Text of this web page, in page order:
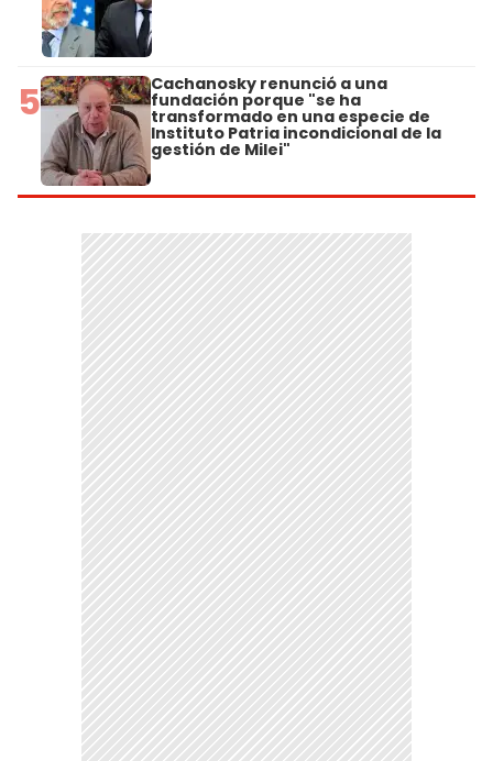
5 Cachanosky renunció a una
fundación porque "se ha
transformado en una especie de
Instituto Patria incondicional de la
gestión de Milei"